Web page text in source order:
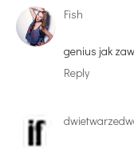
Fish
genius jak
Reply